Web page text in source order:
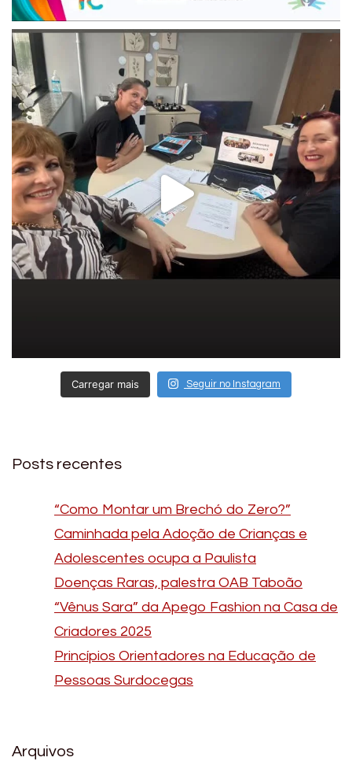
Carregar mais Seguir no Instagram
Posts recentes
“Como Montar um Brechó do Zero?”
Caminhada pela Adoção de Crianças e
Adolescentes ocupa a Paulista
Doenças Raras, palestra OAB Taboão
“Vênus Sara” da Apego Fashion na Casa de
Criadores 2025
Princípios Orientadores na Educação de
Pessoas Surdocegas
Arquivos